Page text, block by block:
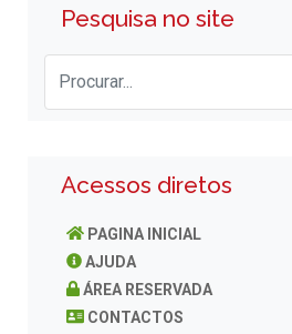
Pesquisa no site
Acessos diretos
PAGINA INICIAL
AJUDA
ÁREA RESERVADA
CONTACTOS